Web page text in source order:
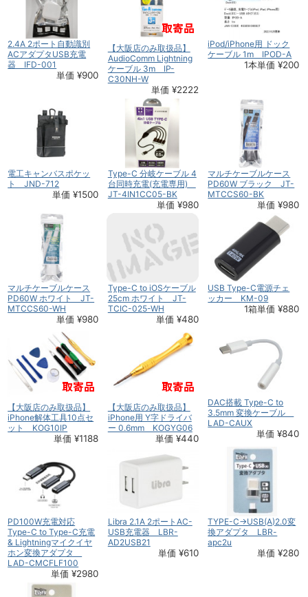
2.4A 2ポート自動識別
ACアダプタUSB充電
器 IFD-001
単価 ¥900
【大阪店のみ取扱品】
AudioComm Lightning
ケーブル 3m IP-
C30NH-W
単価 ¥2222
iPod/iPhone用 ドック
ケーブル 1m IPOD-A
1本単価 ¥200
電工キャンバスポケッ
ト JND-712
単価 ¥1500
Type-C 分岐ケーブル 4
台同時充電(充電専用)
JT-4IN1CC05-BK
単価 ¥980
マルチケーブルケース
PD60W ブラック JT-
MTCCS60-BK
単価 ¥980
マルチケーブルケース
PD60W ホワイト JT-
MTCCS60-WH
単価 ¥980
Type-C to iOSケーブル
25cm ホワイト JT-
TCIC-025-WH
単価 ¥480
USB Type-C電源チェ
ッカー KM-09
1箱単価 ¥880
【大阪店のみ取扱品】
iPhone解体工具10点セ
ット KOG10IP
単価 ¥1188
【大阪店のみ取扱品】
iPhone用 Y字ドライバ
ー 0.6mm KOGYG06
単価 ¥440
DAC搭載 Type-C to
3.5mm 変換ケーブル
LAD-CAUX
単価 ¥840
PD100W充電対応
Type-C to Type-C充電
& Lightningマイクイヤ
ホン変換アダプタ
LAD-CMCFLF100
単価 ¥2980
Libra 2.1A 2ポートAC-
USB充電器 LBR-
AD2USB21
単価 ¥610
TYPE-C→USB(A)2.0変
換アダプタ LBR-
apc2u
単価 ¥280